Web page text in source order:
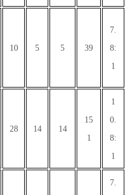
10 5 5 39
7.
8:
1
28 14 14
15
1
1
0.
8:
1
7.